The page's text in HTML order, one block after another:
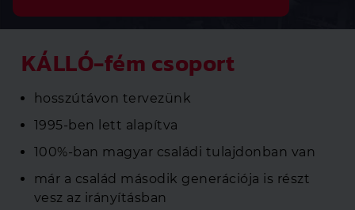
KÁLLÓ-fém csoport
hosszútávon tervezünk
1995-ben lett alapítva
100%-ban magyar családi tulajdonban van
már a család második generációja is részt
vesz az irányításban